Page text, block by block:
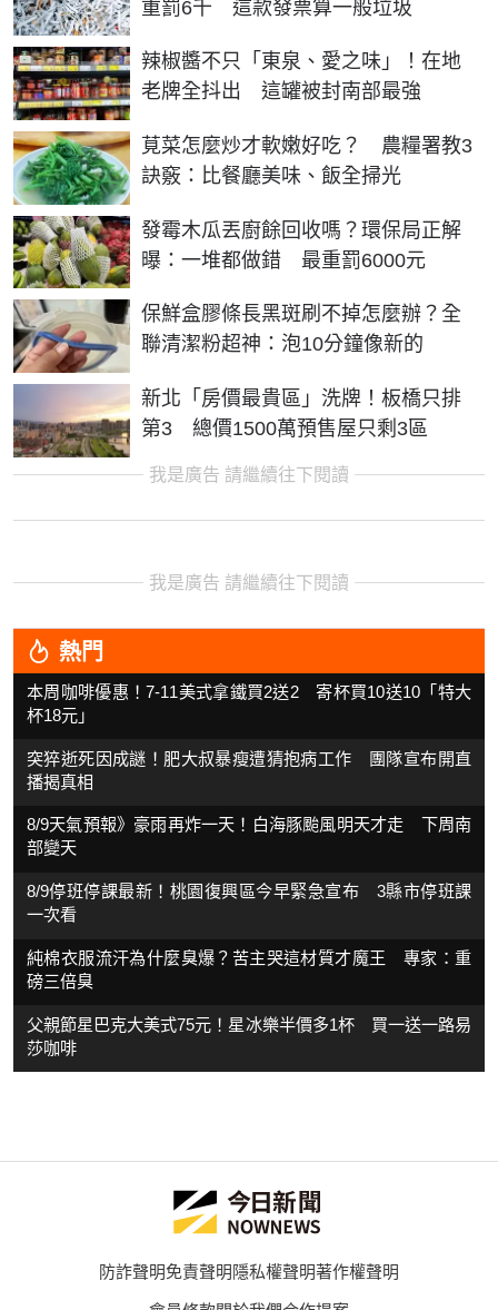
重罰6千 這款發票算一般垃圾
辣椒醬不只「東泉、愛之味」！在地
老牌全抖出 這罐被封南部最強
莧菜怎麼炒才軟嫩好吃？ 農糧署教3
訣竅：比餐廳美味、飯全掃光
發霉木瓜丟廚餘回收嗎？環保局正解
曝：一堆都做錯 最重罰6000元
保鮮盒膠條長黑斑刷不掉怎麼辦？全
聯清潔粉超神：泡10分鐘像新的
新北「房價最貴區」洗牌！板橋只排
第3 總價1500萬預售屋只剩3區
我是廣告 請繼續往下閱讀
我是廣告 請繼續往下閱讀
熱門
本周咖啡優惠！7-11美式拿鐵買2送2 寄杯買10送10「特大
杯18元」
突猝逝死因成謎！肥大叔暴瘦遭猜抱病工作 團隊宣布開直
播揭真相
8/9天氣預報》豪雨再炸一天！白海豚颱風明天才走 下周南
部變天
8/9停班停課最新！桃園復興區今早緊急宣布 3縣市停班課
一次看
純棉衣服流汗為什麼臭爆？苦主哭這材質才魔王 專家：重
磅三倍臭
父親節星巴克大美式75元！星冰樂半價多1杯 買一送一路易
莎咖啡
防詐聲明免責聲明隱私權聲明著作權聲明